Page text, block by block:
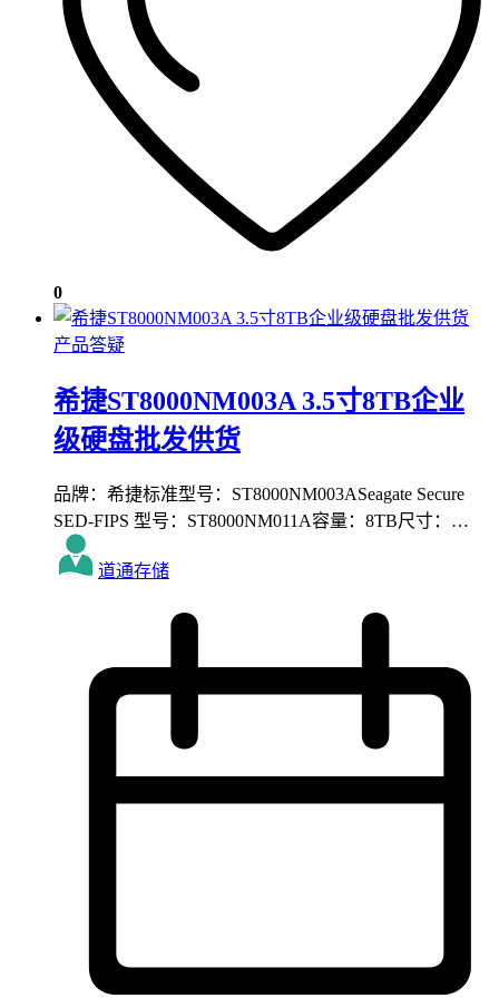
0
产品答疑
希捷ST8000NM003A 3.5寸8TB企业
级硬盘批发供货
品牌：希捷标准型号：ST8000NM003ASeagate Secure
SED-FIPS 型号：ST8000NM011A容量：8TB尺寸：…
道通存储